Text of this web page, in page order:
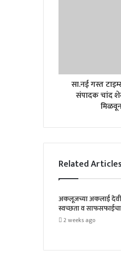
सा.नई गस्त
संपादक चांद
Related
अकलूजच्या अकलाई देवी
स्वच्छता व
2 weeks ago